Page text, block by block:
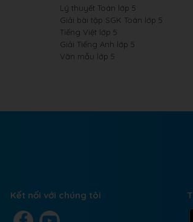
Lý thuyết Toán lớp 5
Giải bài tập SGK Toán lớp 5
Tiếng Việt lớp 5
Giải Tiếng Anh lớp 5
Văn mẫu lớp 5
Kết nối với chúng tôi